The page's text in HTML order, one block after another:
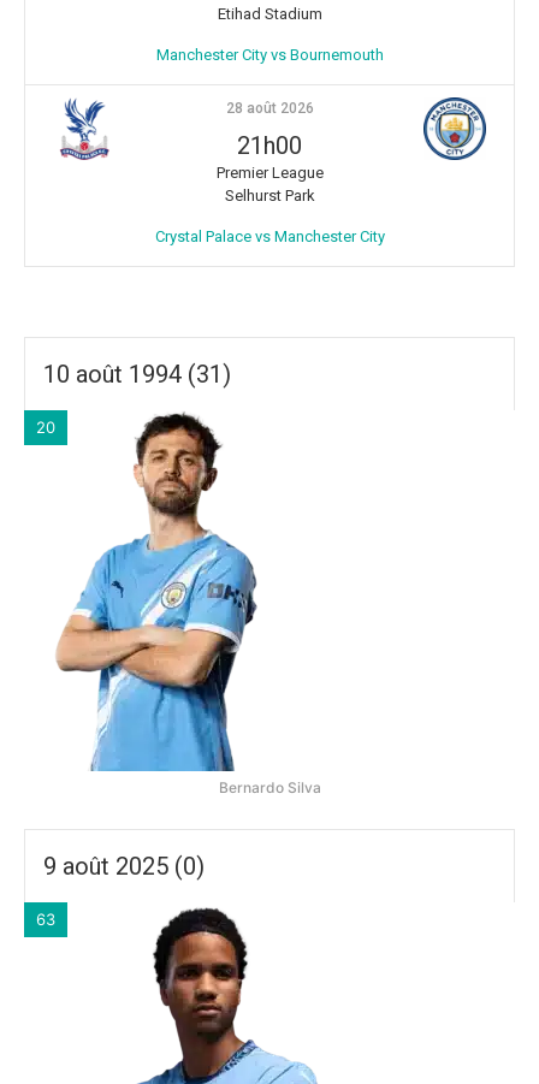
Etihad Stadium
Manchester City vs Bournemouth
28 août 2026
21h00
Premier League
Selhurst Park
Crystal Palace vs Manchester City
10 août 1994 (31)
20
Bernardo Silva
9 août 2025 (0)
63